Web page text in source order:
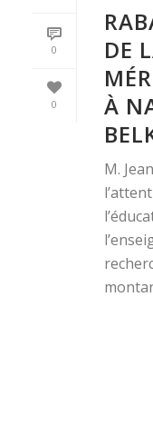
0
0
DE
À
M.